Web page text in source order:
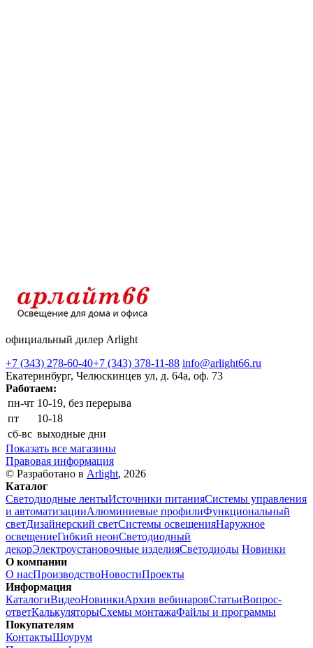
официальный дилер Arlight
+7 (343) 278-60-40+7 (343) 378-11-88 info@arlight66.ru
Екатеринбург, Челюскинцев ул, д. 64а, оф. 73
Работаем:
пн-чт 10-19, без перерыва
пт
10-18
сб-вс выходные дни
Показать все магазины
Правовая информация
© Разработано в Arlight, 2026
Каталог
Светодиодные лентыИсточники питанияСистемы управления
и автоматизацииАлюминиевые профилиФункциональный
светДизайнерский светСистемы освещенияНаружное
освещениеГибкий неонСветодиодный
декорЭлектроустановочные изделияСветодиоды Новинки
О компании
О насПроизводствоНовостиПроекты
Информация
КаталогиВидеоНовинкиАрхив вебинаровСтатьиВопрос-
ответКалькуляторыСхемы монтажаФайлы и программы
Покупателям
КонтактыШоурум